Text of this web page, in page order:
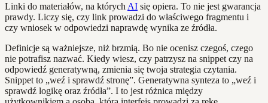
Linki do materiałów, na których AI się opiera. To nie jest gwarancja
prawdy. Liczy się, czy link prowadzi do właściwego fragmentu i
czy wniosek w odpowiedzi naprawdę wynika ze źródła.
Definicje są ważniejsze, niż brzmią. Bo nie ocenisz czegoś, czego
nie potrafisz nazwać. Kiedy wiesz, czy patrzysz na snippet czy na
odpowiedź generatywną, zmienia się twoja strategia czytania.
Snippet to „weź i sprawdź stronę”. Generatywna synteza to „weź i
sprawdź logikę oraz źródła”. I to jest różnica między